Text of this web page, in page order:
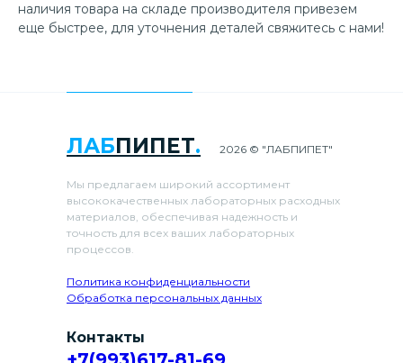
наличия товара на складе производителя привезем
еще быстрее, для уточнения деталей свяжитесь с нами!
ЛАБПИПЕТ.
Мы предлагаем широкий ассортимент
высококачественных лабораторных расходных
материалов, обеспечивая надежность и
точность для всех ваших лабораторных
процессов.
Политика конфиденциальности
Обработка персональных данных
2026 © "ЛАБПИПЕТ"
Контакты